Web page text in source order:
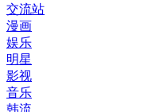
交流站
漫画
娱乐
明星
影视
音乐
韩流